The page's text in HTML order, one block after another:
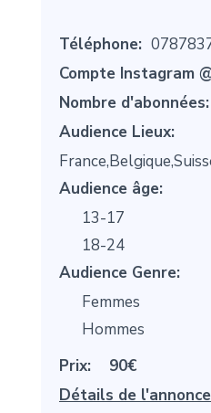
Téléphone:
Compte Instagram
Nombre d'abonnées:
Audience Lieux:
Audience âge:
13-17
18-24
Audience Genre:
Femmes
Hommes
Prix:
90€
Détails de l'annonce